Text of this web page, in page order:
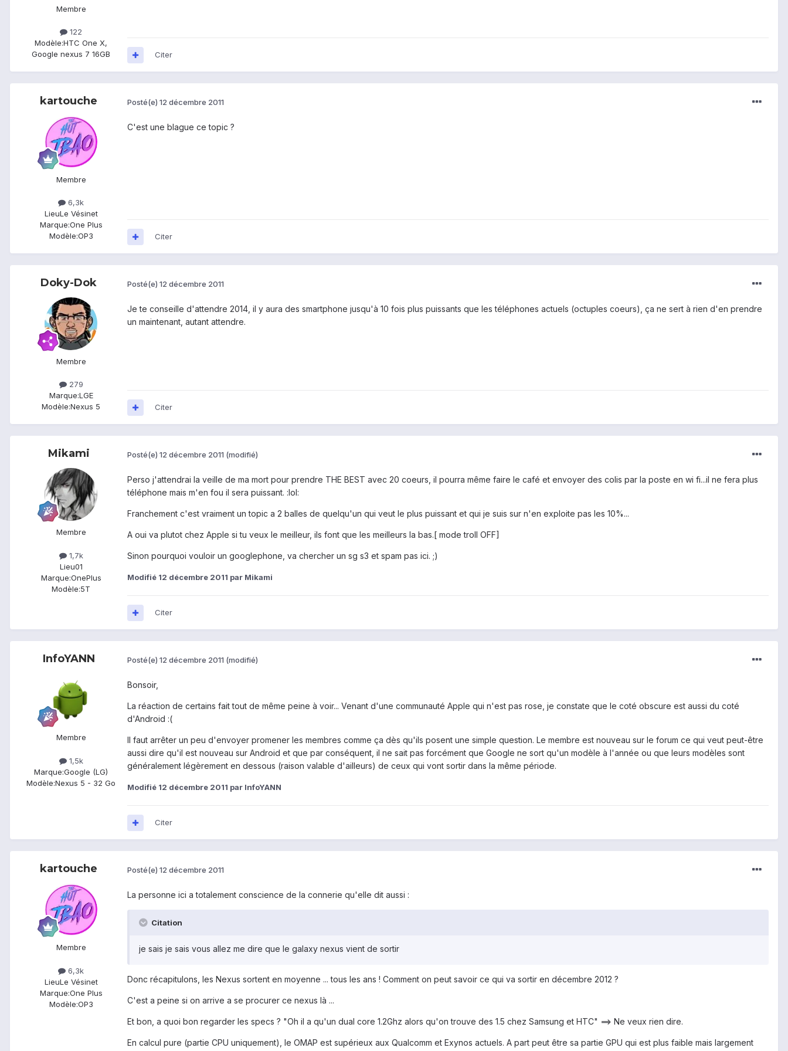
Membre
122
Modèle:HTC One X,
Google nexus 7 16GB
Citer
kartouche
Membre
6,3k
LieuLe Vésinet
Marque:One Plus
Modèle:OP3
Posté(e) 12 décembre 2011
C'est une blague ce topic ?
Citer
Doky-Dok
Membre
279
Marque:LGE
Modèle:Nexus 5
Posté(e) 12 décembre 2011
Je te conseille d'attendre 2014, il y aura des smartphone jusqu'à 10 fois plus puissants que les téléphones actuels (octuples coeurs), ça ne sert à rien d'en prendre
un maintenant, autant attendre.
Citer
Mikami
Membre
1,7k
Lieu01
Marque:OnePlus
Modèle:5T
Posté(e) 12 décembre 2011 (modifié)
Perso j'attendrai la veille de ma mort pour prendre THE BEST avec 20 coeurs, il pourra même faire le café et envoyer des colis par la poste en wi fi...il ne fera plus
téléphone mais m'en fou il sera puissant. :lol:
Franchement c'est vraiment un topic a 2 balles de quelqu'un qui veut le plus puissant et qui je suis sur n'en exploite pas les 10%...
A oui va plutot chez Apple si tu veux le meilleur, ils font que les meilleurs la bas.[ mode troll OFF]
Sinon pourquoi vouloir un googlephone, va chercher un sg s3 et spam pas ici. ;)
Modifié 12 décembre 2011 par Mikami
Citer
InfoYANN
Membre
1,5k
Marque:Google (LG)
Modèle:Nexus 5 - 32 Go
Posté(e) 12 décembre 2011 (modifié)
Bonsoir,
La réaction de certains fait tout de même peine à voir... Venant d'une communauté Apple qui n'est pas rose, je constate que le coté obscure est aussi du coté
d'Android :(
Il faut arrêter un peu d'envoyer promener les membres comme ça dès qu'ils posent une simple question. Le membre est nouveau sur le forum ce qui veut peut-être
aussi dire qu'il est nouveau sur Android et que par conséquent, il ne sait pas forcément que Google ne sort qu'un modèle à l'année ou que leurs modèles sont
généralement légèrement en dessous (raison valable d'ailleurs) de ceux qui vont sortir dans la même période.
Modifié 12 décembre 2011 par InfoYANN
Citer
kartouche
Membre
6,3k
LieuLe Vésinet
Marque:One Plus
Modèle:OP3
Posté(e) 12 décembre 2011
La personne ici a totalement conscience de la connerie qu'elle dit aussi :
Citation
je sais je sais vous allez me dire que le galaxy nexus vient de sortir
Donc récapitulons, les Nexus sortent en moyenne ... tous les ans ! Comment on peut savoir ce qui va sortir en décembre 2012 ?
C'est a peine si on arrive a se procurer ce nexus là ...
Et bon, a quoi bon regarder les specs ? "Oh il a qu'un dual core 1.2Ghz alors qu'on trouve des 1.5 chez Samsung et HTC" ==> Ne veux rien dire.
En calcul pure (partie CPU uniquement), le OMAP est supérieux aux Qualcomm et Exynos actuels. A part peut être sa partie GPU qui est plus faible mais largement